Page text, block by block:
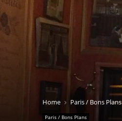
Home Paris / Bons Plans
Paris / Bons Plans